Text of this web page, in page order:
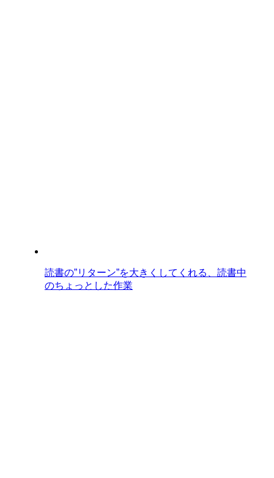
読書の”リターン”を大きくしてくれる、読書中
のちょっとした作業